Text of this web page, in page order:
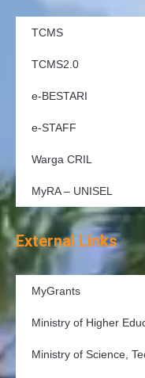
TCMS
TCMS2.0
e-BESTARI
e-STAFF
Warga CRIL
MyRA – UNISEL
External Links
MyGrants
Ministry of Higher
Ministry of Science,